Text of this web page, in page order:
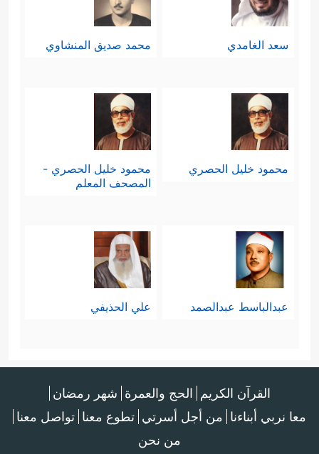
سعد الغامدي محمد صديق المنشاوي
محمود خليل الحصري
محمود خليل الحصري -
المصحف المعلم
عبدالباسط عبدالصمد علي الحذيفي
القرآن الكريم الحج والعمرة شهر رمضان
معا نربي أبناءنا من أجل أسرتي تطوع معنا تواصل معنا
من نحن